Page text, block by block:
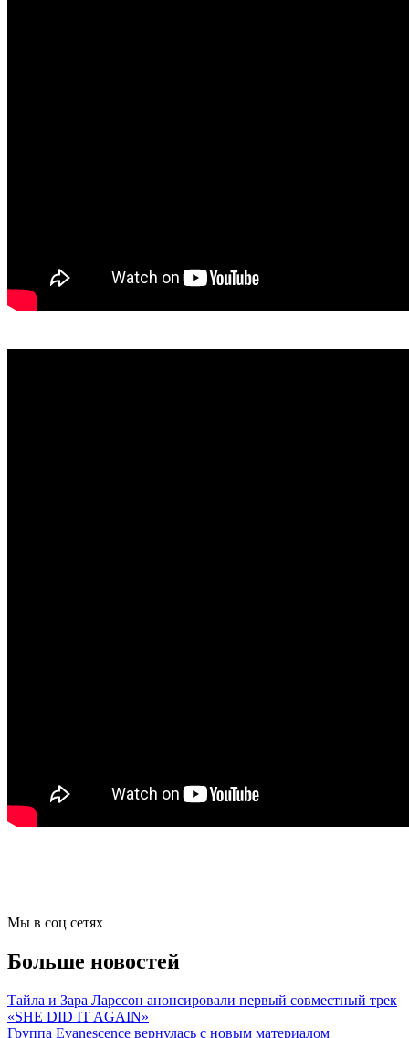
Мы в соц сетях
Больше новостей
Тайла и Зара Ларссон анонсировали первый совместный трек
«SHE DID IT AGAIN»
Группа Evanescence вернулась с новым материалом